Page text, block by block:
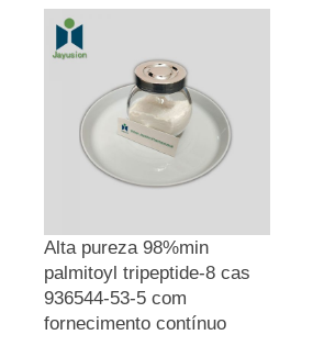
Alta pureza 98%min
palmitoyl tripeptide-8 cas
936544-53-5 com
fornecimento contínuo